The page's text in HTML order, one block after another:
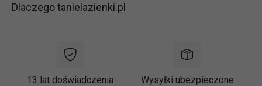
Dlaczego tanielazienki.pl
13 lat doświadczenia Wysyłki ubezpieczone